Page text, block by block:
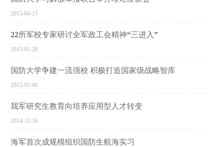
2015-04-15
22所军校专家研讨全军政工会精神“三进入”
2015-01-20
国防大学争建一流强校 积极打造国家级战略智库
2015-01-06
我军研究生教育向培养应用型人才转变
2014-12-16
海军首次成规模组织国防生航海实习